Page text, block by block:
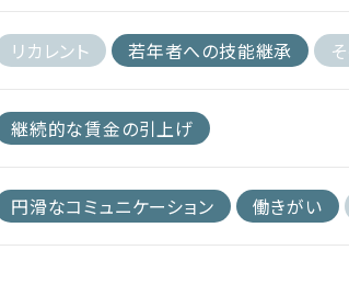
リカレント 若年者への技能継承
継続的な賃金の引上げ
円滑なコミュニケーション 働きがい